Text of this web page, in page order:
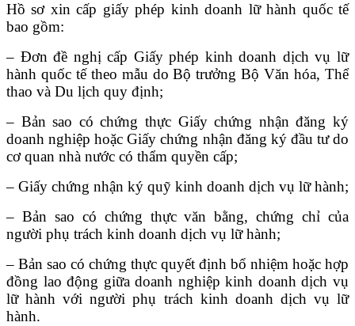
Hồ sơ xin cấp giấy phép kinh doanh lữ hành quốc tế
bao gồm:
– Đơn đề nghị cấp Giấy phép kinh doanh dịch vụ lữ
hành quốc tế theo mẫu do Bộ trưởng Bộ Văn hóa, Thể
thao và Du lịch quy định;
– Bản sao có chứng thực Giấy chứng nhận đăng ký
doanh nghiệp hoặc Giấy chứng nhận đăng ký đầu tư do
cơ quan nhà nước có thẩm quyền cấp;
– Giấy chứng nhận ký quỹ kinh doanh dịch vụ lữ hành;
– Bản sao có chứng thực văn bằng, chứng chỉ của
người phụ trách kinh doanh dịch vụ lữ hành;
– Bản sao có chứng thực quyết định bổ nhiệm hoặc hợp
đồng lao động giữa doanh nghiệp kinh doanh dịch vụ
lữ hành với người phụ trách kinh doanh dịch vụ lữ
hành.